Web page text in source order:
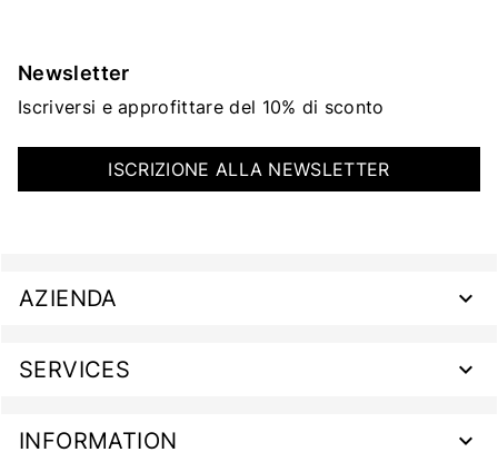
Newsletter
Iscriversi e approfittare del 10% di sconto
ISCRIZIONE ALLA NEWSLETTER
AZIENDA
SERVICES
INFORMATION